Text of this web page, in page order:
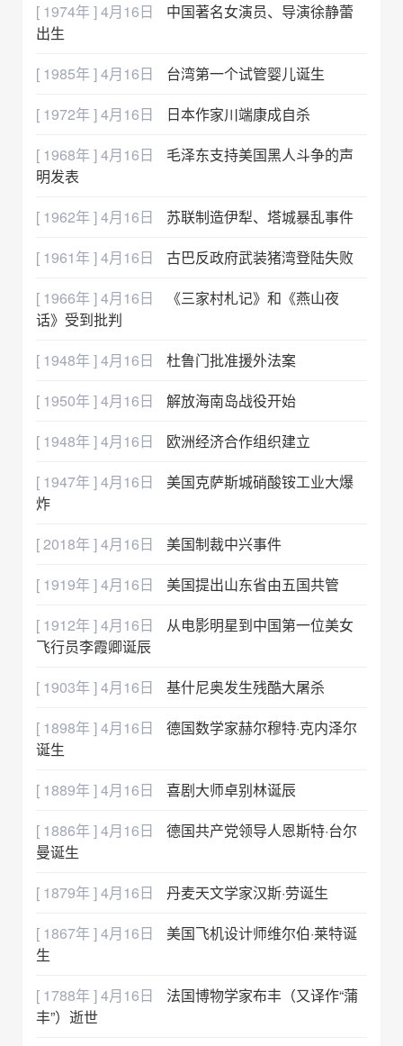
[ 1974年 ] 4月16日
中国著名女演员、导演徐静蕾
出生
[ 1985年 ] 4月16日
台湾第一个试管婴儿诞生
[ 1972年 ] 4月16日
日本作家川端康成自杀
[ 1968年 ] 4月16日
毛泽东支持美国黑人斗争的声
明发表
[ 1962年 ] 4月16日
苏联制造伊犁、塔城暴乱事件
[ 1961年 ] 4月16日
古巴反政府武装猪湾登陆失败
[ 1966年 ] 4月16日
《三家村札记》和《燕山夜
话》受到批判
[ 1948年 ] 4月16日
杜鲁门批准援外法案
[ 1950年 ] 4月16日
解放海南岛战役开始
[ 1948年 ] 4月16日
欧洲经济合作组织建立
[ 1947年 ] 4月16日
美国克萨斯城硝酸铵工业大爆
炸
[ 2018年 ] 4月16日
美国制裁中兴事件
[ 1919年 ] 4月16日
美国提出山东省由五国共管
[ 1912年 ] 4月16日
从电影明星到中国第一位美女
飞行员李霞卿诞辰
[ 1903年 ] 4月16日
基什尼奥发生残酷大屠杀
[ 1898年 ] 4月16日
德国数学家赫尔穆特·克内泽尔
诞生
[ 1889年 ] 4月16日
喜剧大师卓别林诞辰
[ 1886年 ] 4月16日
德国共产党领导人恩斯特·台尔
曼诞生
[ 1879年 ] 4月16日
丹麦天文学家汉斯·劳诞生
[ 1867年 ] 4月16日
美国飞机设计师维尔伯·莱特诞
生
[ 1788年 ] 4月16日
法国博物学家布丰（又译作“蒲
丰”）逝世